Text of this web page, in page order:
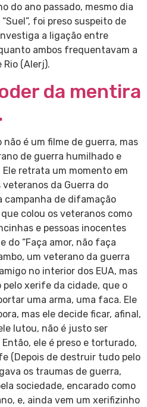
do ano passado, mesmo dia
foi preso suspeito de
a ligação entre
ambos frequentavam a
Rio (Alerj).
da mentira
não é um filme de guerra, mas
de guerra humilhado e
retrata um momento em
da Guerra do
campanha de difamação
colou os veteranos como
e pessoas inocentes
do “Faça amor, não faça
um veterano da guerra
no interior dos EUA, mas
pelo xerife da cidade, que o
uma arma, uma faca. Ele
mas ele decide ficar, afinal,
lutou, não é justo ser
ele é preso e torturado,
(Depois de destruir tudo pelo
os traumas de guerra,
sociedade, encarado como
e, ainda vem um xerifizinho